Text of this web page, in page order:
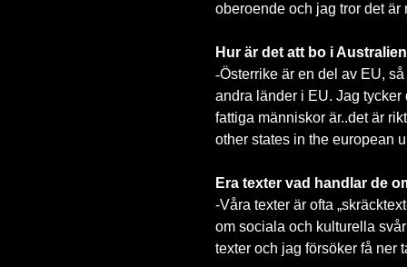
oberoende och jag tror det är
Hur är det att bo i
-Österrike är en del av EU,
andra länder i EU. Jag
fattiga människor är..det är
other states in the european
Era texter vad handlar de
-Våra texter är ofta
om sociala och kulturella
texter och jag försöker få ner